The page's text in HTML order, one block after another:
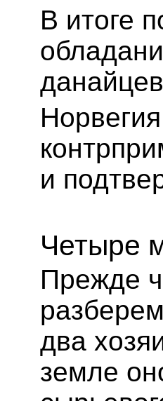
В итоге
и
Четыре
Прежде
два
земле